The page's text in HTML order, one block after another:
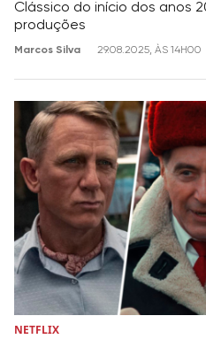
Clássico do início dos anos
produções
Marcos Silva 29.08.2025, ÀS 14H00
NETFLIX